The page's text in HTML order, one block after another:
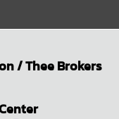
/Thee Brokers